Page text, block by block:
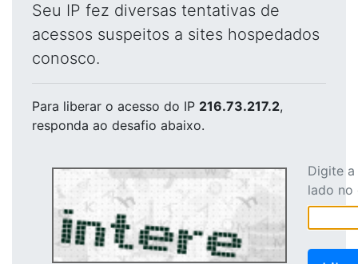
Seu IP fez diversas tentativas de
acessos suspeitos a sites hospedados
conosco.
Para liberar o acesso do IP 216.73.217.2,
responda ao desafio abaixo.
Digite
lado no